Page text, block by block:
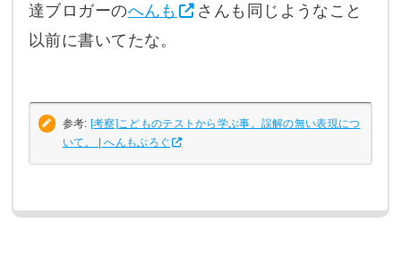
達ブロガーのへんも
さんも同じようなこと
以前に書いてたな。
参考: [考察]こどものテストから学ぶ事。誤解の無い表現につ
いて。 | へんもぶろぐ